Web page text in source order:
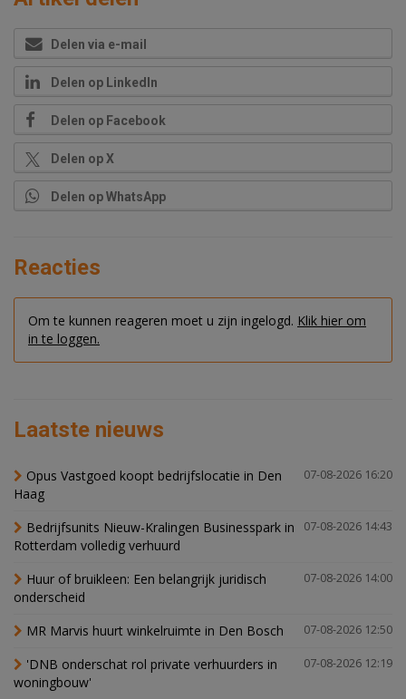
Delen via e-mail
Delen op LinkedIn
Delen op Facebook
Delen op X
Delen op WhatsApp
Reacties
Om te kunnen reageren moet u zijn ingelogd. Klik hier om
in te loggen.
Laatste nieuws
07-08-2026 16:20
Opus Vastgoed koopt bedrijfslocatie in Den
Haag
07-08-2026 14:43
Bedrijfsunits Nieuw-Kralingen Businesspark in
Rotterdam volledig verhuurd
07-08-2026 14:00
Huur of bruikleen: Een belangrijk juridisch
onderscheid
07-08-2026 12:50
MR Marvis huurt winkelruimte in Den Bosch
07-08-2026 12:19
'DNB onderschat rol private verhuurders in
woningbouw'